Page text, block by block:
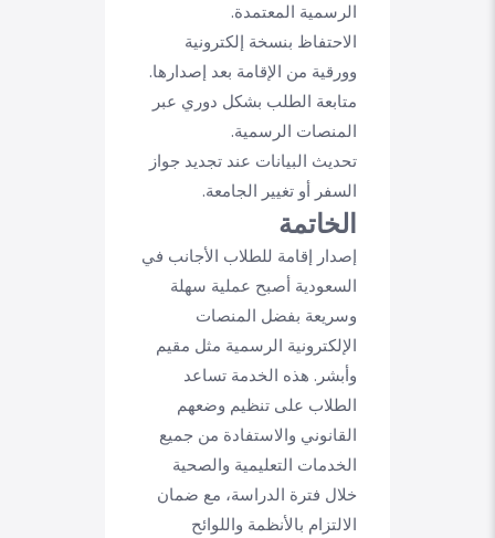
الرسمية المعتمدة.
الاحتفاظ بنسخة إلكترونية
وورقية من الإقامة بعد إصدارها.
متابعة الطلب بشكل دوري عبر
المنصات الرسمية.
تحديث البيانات عند تجديد جواز
السفر أو تغيير الجامعة.
الخاتمة
إصدار إقامة للطلاب الأجانب في
السعودية أصبح عملية سهلة
وسريعة بفضل المنصات
الإلكترونية الرسمية مثل مقيم
وأبشر. هذه الخدمة تساعد
الطلاب على تنظيم وضعهم
القانوني والاستفادة من جميع
الخدمات التعليمية والصحية
خلال فترة الدراسة، مع ضمان
الالتزام بالأنظمة واللوائح